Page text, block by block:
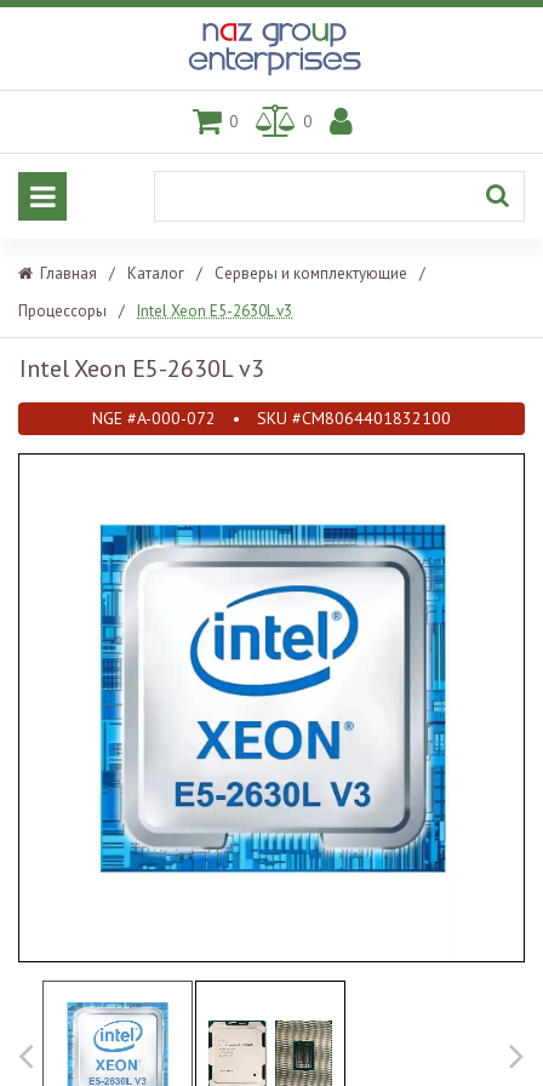
0 0
Главная / Каталог / Серверы и комплектующие
/
Процессоры
/ Intel Xeon E5-2630L v3
Intel Xeon E5-2630L v3
NGE #A-000-072 • SKU #CM8064401832100